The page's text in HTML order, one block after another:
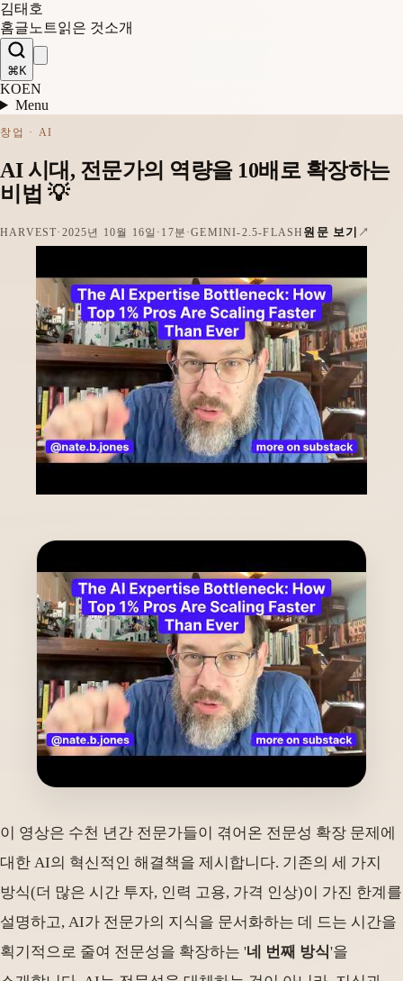
김태호
홈글 노트읽은 것소개
⌘K
KOEN
Menu
창업 · AI
AI 시대, 전문가의 역량을 10배로 확장하는
비법 💡
HARVEST· 2025년 10월 16일 · 17분 ·GEMINI-2.5-FLASH 원문 보기
이 영상은 수천 년간 전문가들이 겪어온 전문성 확장 문제에
대한 AI의 혁신적인 해결책을 제시합니다. 기존의 세 가지
방식(더 많은 시간 투자, 인력 고용, 가격 인상)이 가진 한계를
설명하고, AI가 전문가의 지식을 문서화하는 데 드는 시간을
획기적으로 줄여 전문성을 확장하는 '네 번째 방식'을